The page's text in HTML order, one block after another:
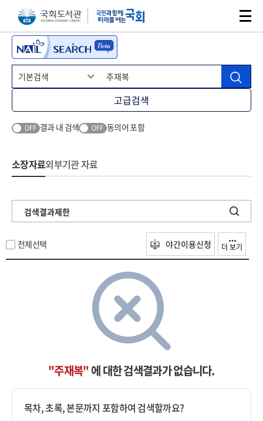
본문 바로가기주메뉴 바로가기
고급검색
OFF 결과 내 검색 OFF 동의어 포함
소장자료외부기관 자료
검색결과제한
전체선택 야간이용신청 더 보기
"주재복"에 대한 검색결과가 없습니다.
목차, 초록, 본문까지 포함하여 검색할까요?